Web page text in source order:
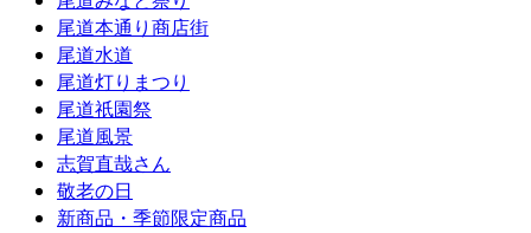
尾道本通り商店街
尾道水道
尾道灯りまつり
尾道祇園祭
尾道風景
志賀直哉さん
敬老の日
新商品・季節限定商品